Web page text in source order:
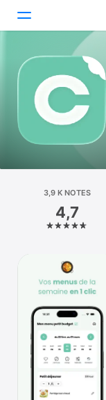
Aujourd’hui
Jeux
Apps
Plateforme
iPhone
Vision
Watch
TV
3,9 K NOTES
4,7